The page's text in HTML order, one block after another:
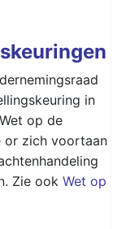
in
op de
or zich voortaan
Zie ook Wet op